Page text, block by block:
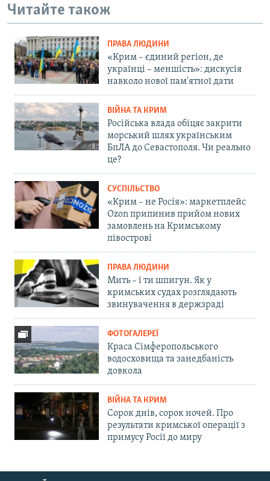
Читайте також
ПРАВА ЛЮДИНИ
«Крим – єдиний регіон, де
українці – меншість»: дискусія
навколо нової пам'ятної дати
ВІЙНА ТА КРИМ
Російська влада обіцяє закрити
морський шлях українським
БпЛА до Севастополя. Чи реально
це?
СУСПІЛЬСТВО
«Крим – не Росія»: маркетплейс
Ozon припинив прийом нових
замовлень на Кримському
півострові
ПРАВА ЛЮДИНИ
Мить – і ти шпигун. Як у
кримських судах розглядають
звинувачення в держзраді
ФОТОГАЛЕРЕЇ
Краса Сімферопольського
водосховища та занедбаність
довкола
ВІЙНА ТА КРИМ
Сорок днів, сорок ночей. Про
результати кримської операції з
примусу Росії до миру